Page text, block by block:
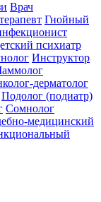
Врач
Гнойный
психиатр
Инструктор
дерматолог
Подолог (подиатр)
Сомнолог
медицинский